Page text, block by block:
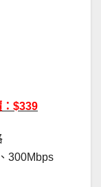
$339
300Mbps